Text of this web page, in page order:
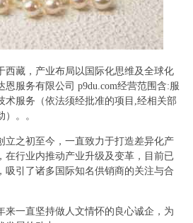
西藏，产业布局以国际化思维及全球化
服务有限公司 p9du.com经营范围含:服
术服务（依法须经批准的项目,经相关部
。。
立之初至今，一直致力于打造差异化产
在行业内推动产业升级及变革，目前已
吸引了诸多国际知名供销商的关注与合
来一直坚持做人文情怀的良心诚企，为